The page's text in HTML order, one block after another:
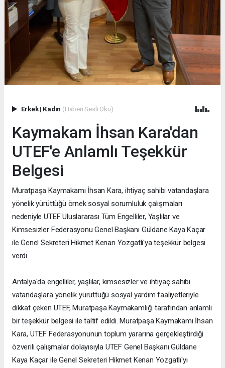
Erkek| Kadın (Haberi Sesli Oku)
Kaymakam İhsan Kara'dan
UTEF'e Anlamlı Teşekkür
Belgesi
Muratpaşa Kaymakamı İhsan Kara, ihtiyaç sahibi vatandaşlara
yönelik yürüttüğü örnek sosyal sorumluluk çalışmaları
nedeniyle UTEF Uluslararası Tüm Engelliler, Yaşlılar ve
Kimsesizler Federasyonu Genel Başkanı Güldane Kaya Kaçar
ile Genel Sekreteri Hikmet Kenan Yozgatlı'ya teşekkür belgesi
verdi.
Antalya'da engelliler, yaşlılar, kimsesizler ve ihtiyaç sahibi
vatandaşlara yönelik yürüttüğü sosyal yardım faaliyetleriyle
dikkat çeken UTEF, Muratpaşa Kaymakamlığı tarafından anlamlı
bir teşekkür belgesi ile taltif edildi. Muratpaşa Kaymakamı İhsan
Kara, UTEF Federasyonunun toplum yararına gerçekleştirdiği
özverili çalışmalar dolayısıyla UTEF Genel Başkanı Güldane
Kaya Kaçar ile Genel Sekreteri Hikmet Kenan Yozgatlı'yı